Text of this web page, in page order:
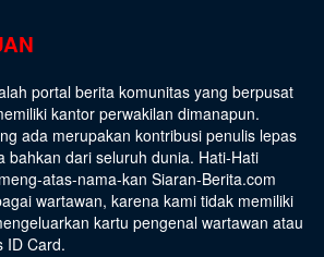
portal berita komunitas yang berpusat
kantor perwakilan dimanapun.
ada merupakan kontribusi penulis lepas
bahkan dari seluruh dunia. Hati-Hati
atas-nama-kan Siaran-Berita.com
wartawan, karena kami tidak memiliki
kartu pengenal wartawan atau
ID Card.